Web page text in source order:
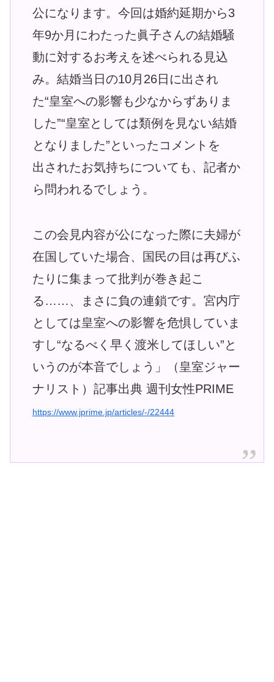
公になります。今回は婚約延期から3
年9か月にわたった眞子さんの結婚騒
動に対するお考えを述べられる見込
み。結婚当日の10月26日に出され
た“皇室への影響も少なからずありま
した”“皇室としては類例を見ない結婚
となりました”といったコメントを
出されたお気持ちについても、記者か
ら問われるでしょう。
この会見内容が公になった際に夫婦が
在国していた場合、国民の目は再びふ
たりに集まって批判が巻き起こ
る……、まさに負の連鎖です。宮内庁
としては皇室への影響を危惧していま
すし“なるべく早く渡米してほしい”と
いうのが本音でしょう」（皇室ジャー
ナリスト）記事出典 週刊女性PRIME
https://www.jprime.jp/articles/-/22444